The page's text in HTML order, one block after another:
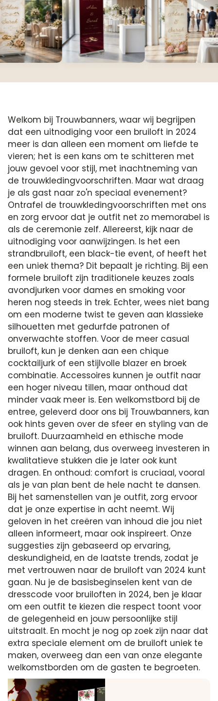
Welkom bij Trouwbanners, waar wij begrijpen
dat een uitnodiging voor een bruiloft in 2024
meer is dan alleen een moment om liefde te
vieren; het is een kans om te schitteren met
jouw gevoel voor stijl, met inachtneming van
de trouwkledingvoorschriften. Maar wat draag
je als gast naar zo'n speciaal evenement?
Ontrafel de trouwkledingvoorschriften met ons
en zorg ervoor dat je outfit net zo memorabel is
als de ceremonie zelf. Allereerst, kijk naar de
uitnodiging voor aanwijzingen. Is het een
strandbruiloft, een black-tie event, of heeft het
een uniek thema? Dit bepaalt je richting. Bij een
formele bruiloft zijn traditionele keuzes zoals
avondjurken voor dames en smoking voor
heren nog steeds in trek. Echter, wees niet bang
om een moderne twist te geven aan klassieke
silhouetten met gedurfde patronen of
onverwachte stoffen. Voor de meer casual
bruiloft, kun je denken aan een chique
cocktailjurk of een stijlvolle blazer en broek
combinatie. Accessoires kunnen je outfit naar
een hoger niveau tillen, maar onthoud dat
minder vaak meer is. Een welkomstbord bij de
entree, geleverd door ons bij Trouwbanners, kan
ook hints geven over de sfeer en styling van de
bruiloft. Duurzaamheid en ethische mode
winnen aan belang, dus overweeg investeren in
kwalitatieve stukken die je later ook kunt
dragen. En onthoud: comfort is cruciaal, vooral
als je van plan bent de hele nacht te dansen.
Bij het samenstellen van je outfit, zorg ervoor
dat je onze expertise in acht neemt. Wij
geloven in het creëren van inhoud die jou niet
alleen informeert, maar ook inspireert. Onze
suggesties zijn gebaseerd op ervaring,
deskundigheid, en de laatste trends, zodat je
met vertrouwen naar de bruiloft van 2024 kunt
gaan. Nu je de basisbeginselen kent van de
dresscode voor bruiloften in 2024, ben je klaar
om een outfit te kiezen die respect toont voor
de gelegenheid en jouw persoonlijke stijl
uitstraalt. En mocht je nog op zoek zijn naar dat
extra speciale element om de bruiloft uniek te
maken, overweeg dan een van onze elegante
welkomstborden om de gasten te begroeten.